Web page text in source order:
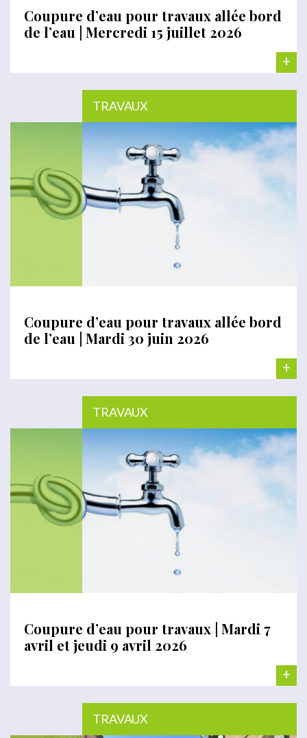
Coupure d’eau pour travaux allée bord
de l’eau | Mercredi 15 juillet 2026
+
TRAVAUX
Coupure d’eau pour travaux allée bord
de l’eau | Mardi 30 juin 2026
+
TRAVAUX
Coupure d’eau pour travaux | Mardi 7
avril et jeudi 9 avril 2026
+
TRAVAUX